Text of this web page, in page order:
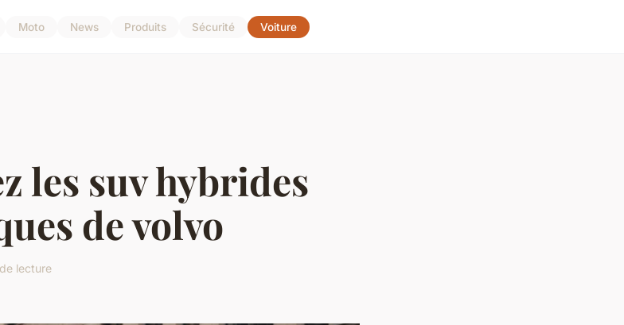
Moto News Produits Sécurité Voiture
les suv hybrides
de volvo
lecture